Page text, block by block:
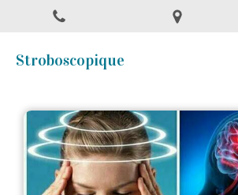
Stroboscopique